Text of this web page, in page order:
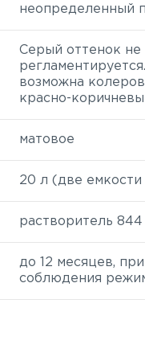
неопределенный
Серый оттенок не
возможна
красно-
матовое
20 л (две емкости
растворитель 844
до 12 месяцев,
соблюдения